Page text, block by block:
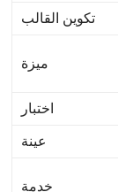
تكوين القالب
ميزة
اختبار
عينة
خدمة